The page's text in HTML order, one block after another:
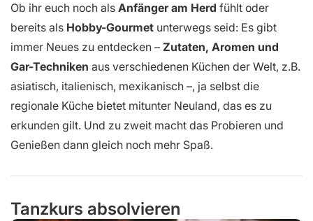
Ob ihr euch noch als Anfänger am Herd fühlt oder
bereits als Hobby-Gourmet unterwegs seid: Es gibt
immer Neues zu entdecken – Zutaten, Aromen und
Gar-Techniken aus verschiedenen Küchen der Welt, z.B.
asiatisch, italienisch, mexikanisch –, ja selbst die
regionale Küche bietet mitunter Neuland, das es zu
erkunden gilt. Und zu zweit macht das Probieren und
Genießen dann gleich noch mehr Spaß.
Tanzkurs absolvieren